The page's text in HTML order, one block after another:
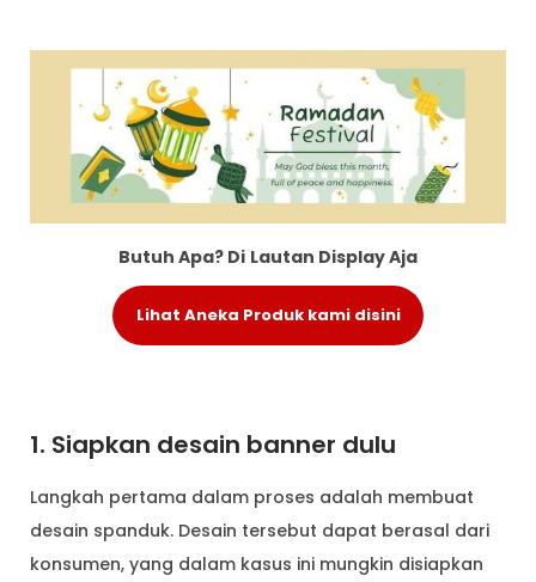
Butuh Apa? Di Lautan Display Aja
Lihat Aneka Produk kami disini
1. Siapkan desain banner dulu
Langkah pertama dalam proses adalah membuat
desain spanduk. Desain tersebut dapat berasal dari
konsumen, yang dalam kasus ini mungkin disiapkan